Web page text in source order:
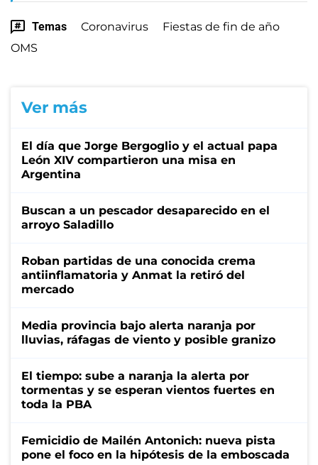
Temas Coronavirus
Fiestas de fin de año
OMS
Ver más
El día que Jorge Bergoglio y el actual papa
León XIV compartieron una misa en
Argentina
Buscan a un pescador desaparecido en el
arroyo Saladillo
Roban partidas de una conocida crema
antiinflamatoria y Anmat la retiró del
mercado
Media provincia bajo alerta naranja por
lluvias, ráfagas de viento y posible granizo
El tiempo: sube a naranja la alerta por
tormentas y se esperan vientos fuertes en
toda la PBA
Femicidio de Mailén Antonich: nueva pista
pone el foco en la hipótesis de la emboscada